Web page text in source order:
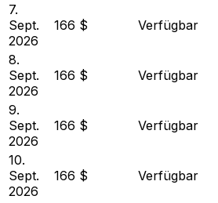
7.
Sept.
2026
166 $ Verfügbar
8.
Sept.
2026
166 $ Verfügbar
9.
Sept.
2026
166 $ Verfügbar
10.
Sept.
2026
166 $ Verfügbar